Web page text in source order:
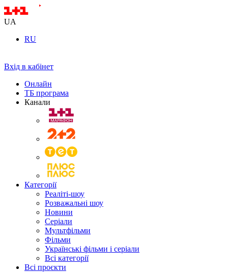
UA
RU
Вхід в кабінет
Онлайн
ТБ програма
Канали
Категорії
Реаліті-шоу
Розважальні шоу
Новини
Серіали
Мультфільми
Фільми
Українські фільми і серіали
Всі категорії
Всі проєкти